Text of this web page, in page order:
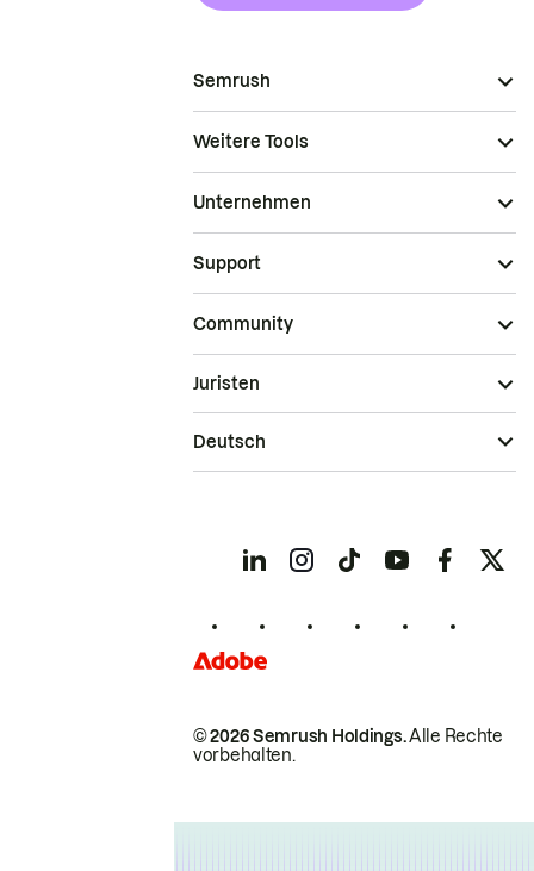
Semrush
Weitere Tools
Unternehmen
Support
Community
© 2026 Semrush Holdings.Alle Rechte
vorbehalten.
Juristen
Deutsch